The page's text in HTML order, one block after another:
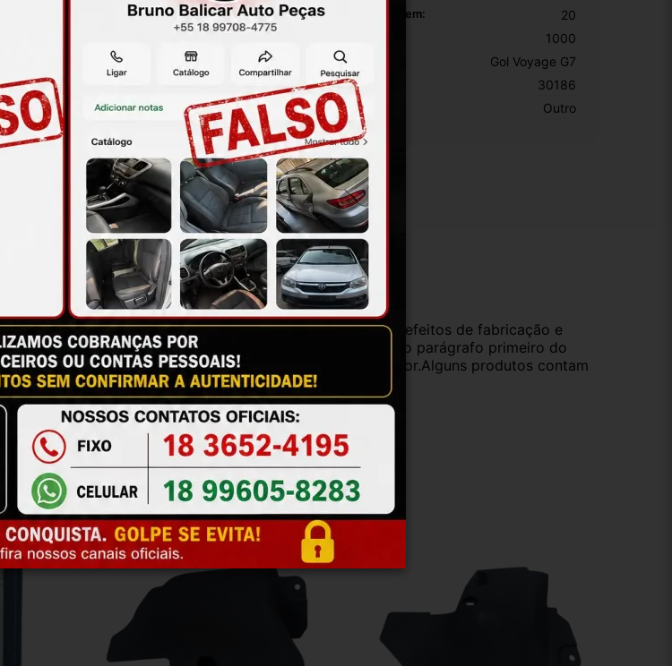
de perguntas!
Comprimento Da Embalagem: 20
1000
Modelo: Gol Voyage G7
30186
Motivo De GTIN Vacío: Outro
de Procedência Troca e Devolução
90 (noventa) dias a partir da data da compra e cobre defeitos de fabricação e
o cliente poderá escolher dentre as opções previstas no parágrafo primeiro do
parte do pagamento de outro produto de valor superior.Alguns produtos contam
Ler mais